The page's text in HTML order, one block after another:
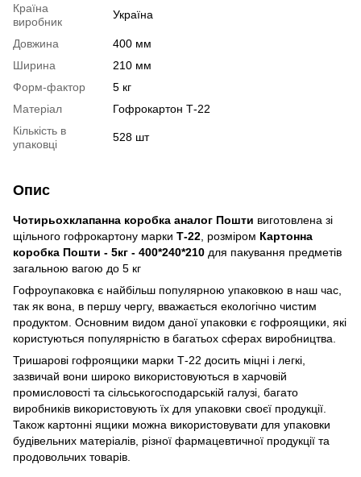
Країна
виробник
Україна
Довжина
400 мм
Ширина
210 мм
Форм-фактор
5 кг
Матеріал
Гофрокартон Т-22
Кількість в
упаковці
528 шт
Опис
Чотирьохклапанна коробка аналог Пошти виготовлена ​​зі
щільного гофрокартону марки Т-22 , розміром Картонна
коробка Пошти - 5кг - 400*240*210 для пакування предметів
загальною вагою до 5 кг
Гофроупаковка є найбільш популярною упаковкою в наш час,
так як вона, в першу чергу, вважається екологічно чистим
продуктом. Основним видом даної упаковки є гофроящики, які
користуються популярністю в багатьох сферах виробництва.
Тришарові гофроящики марки Т-22 досить міцні і легкі,
зазвичай вони широко використовуються в харчовій
промисловості та сільськогосподарській галузі, багато
виробників використовують їх для упаковки своєї продукції.
Також картонні ящики можна використовувати для упаковки
будівельних матеріалів, різної фармацевтичної продукції та
продовольчих товарів.